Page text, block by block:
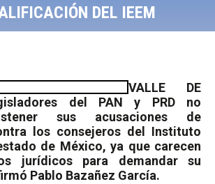
DEL IEEM
VALLE DE
del PAN y PRD no
sus acusaciones de
los consejeros del Instituto
de México, ya que carecen
jurídicos para demandar su
Pablo Bazañez García.